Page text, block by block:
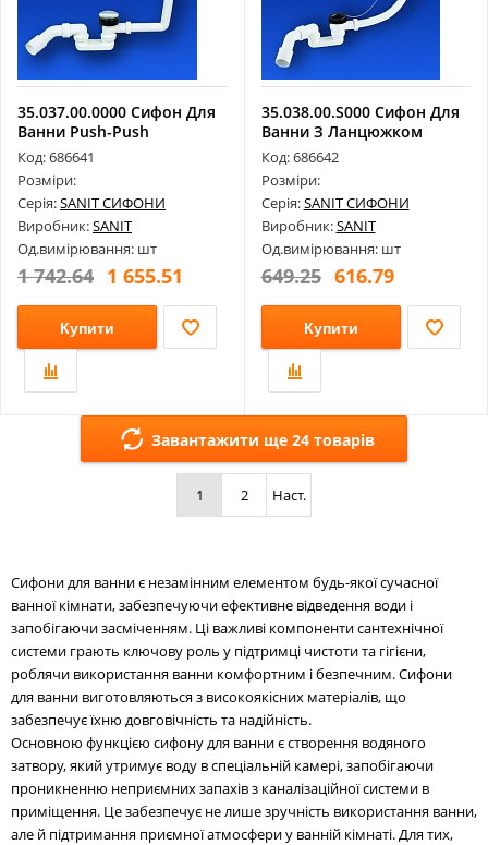
35.037.00.0000 Сифон Для
Ванни Push-Push
Код: 686641
Розміри:
Серія:SANIT СИФОНИ
Виробник:SANIT
Од.вимірювання: шт
1 742.64 1 655.51
Купити
35.038.00.S000 Сифон Для
Ванни З Ланцюжком
Код: 686642
Розміри:
Серія:SANIT СИФОНИ
Виробник:SANIT
Од.вимірювання: шт
649.25 616.79
Купити
Завантажити ще 24 товарів
1 2 Наст.
Сифони для ванни є незамінним елементом будь-якої сучасної
ванної кімнати, забезпечуючи ефективне відведення води і
запобігаючи засміченням. Ці важливі компоненти сантехнічної
системи грають ключову роль у підтримці чистоти та гігієни,
роблячи використання ванни комфортним і безпечним. Сифони
для ванни виготовляються з високоякісних матеріалів, що
забезпечує їхню довговічність та надійність.
Основною функцією сифону для ванни є створення водяного
затвору, який утримує воду в спеціальній камері, запобігаючи
проникненню неприємних запахів з каналізаційної системи в
приміщення. Це забезпечує не лише зручність використання ванни,
але й підтримання приємної атмосфери у ванній кімнаті. Для тих,